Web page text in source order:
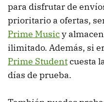
para disfrutar de
prioritario a ofertas,
Prime Musicy
ilimitado. Además, si
Prime Studentcuesta
días de prueba.